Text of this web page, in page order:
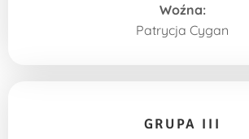
Woźna:
Patrycja Cygan
GRUPA III